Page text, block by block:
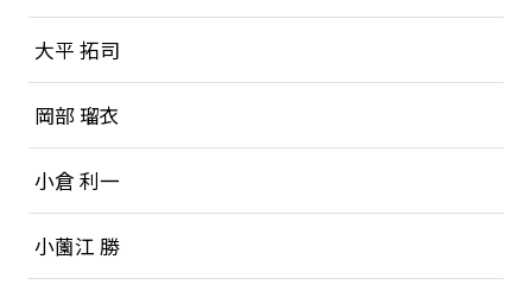
大平 拓司
岡部 瑠衣
小倉 利一
小薗江 勝